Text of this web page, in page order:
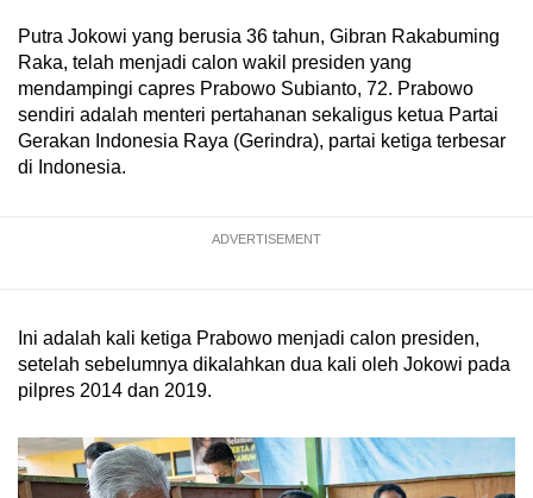
Putra Jokowi yang berusia 36 tahun, Gibran Rakabuming
Raka, telah menjadi calon wakil presiden yang
mendampingi capres Prabowo Subianto, 72. Prabowo
sendiri adalah menteri pertahanan sekaligus ketua Partai
Gerakan Indonesia Raya (Gerindra), partai ketiga terbesar
di Indonesia.
ADVERTISEMENT
Ini adalah kali ketiga Prabowo menjadi calon presiden,
setelah sebelumnya dikalahkan dua kali oleh Jokowi pada
pilpres 2014 dan 2019.